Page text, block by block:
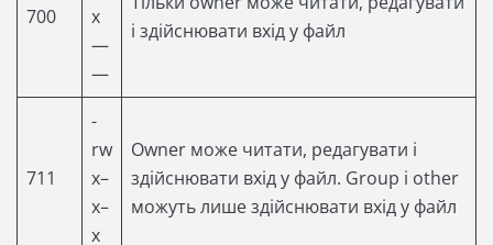
700
x
—
—
і здійснювати вхід у файл
711
-
rw
x–
x–
x
Owner може читати, редагувати і
здійснювати вхід у файл. Group і other
можуть лише здійснювати вхід у файл